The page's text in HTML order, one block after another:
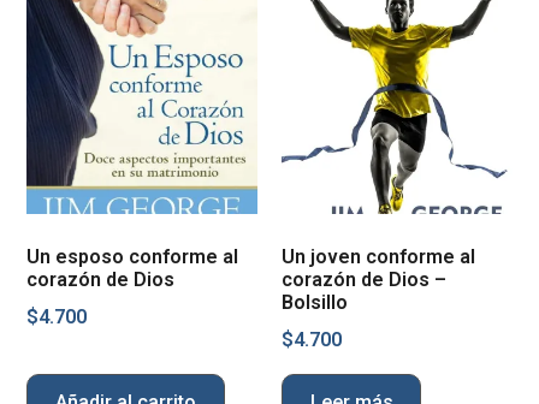
Un esposo conforme al
corazón de Dios
$4.700
Un joven conforme al
corazón de Dios –
Bolsillo
$4.700